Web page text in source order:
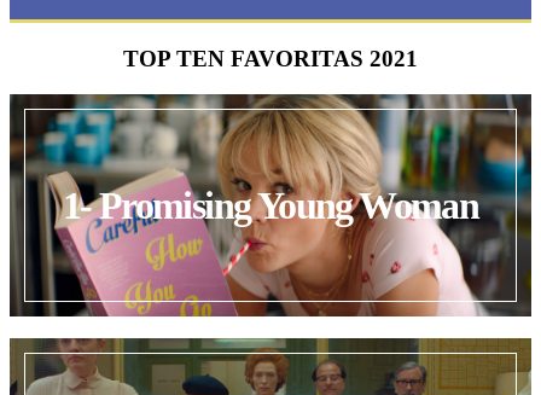
TOP TEN FAVORITAS 2021
1- Promising Young Woman